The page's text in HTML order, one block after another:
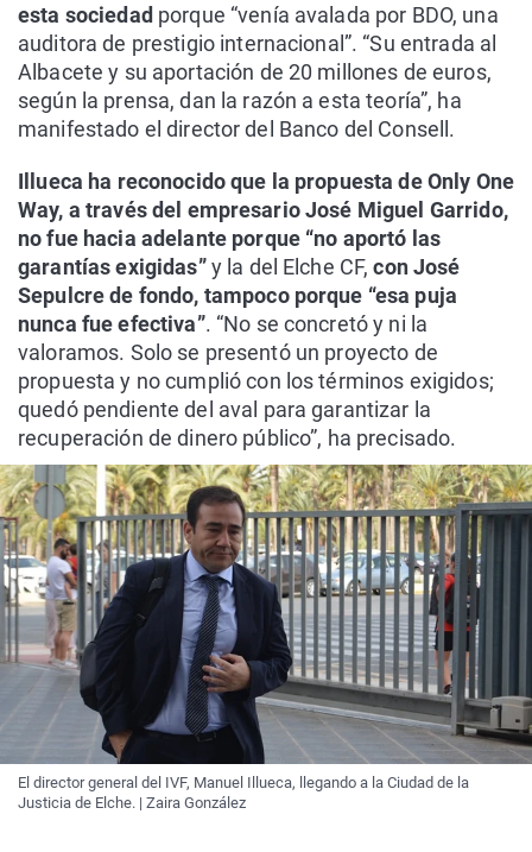
esta sociedad porque “venía avalada por BDO, una
auditora de prestigio internacional”. “Su entrada al
Albacete y su aportación de 20 millones de euros,
según la prensa, dan la razón a esta teoría”, ha
manifestado el director del Banco del Consell.
Illueca ha reconocido que la propuesta de Only One
Way, a través del empresario José Miguel Garrido,
no fue hacia adelante porque “no aportó las
garantías exigidas”y la del Elche CF,con José
Sepulcre de fondo, tampoco porque “esa puja
nunca fue efectiva”. “No se concretó y ni la
valoramos. Solo se presentó un proyecto de
propuesta y no cumplió con los términos exigidos;
quedó pendiente del aval para garantizar la
recuperación de dinero público”, ha precisado.
El director general del IVF, Manuel Illueca, llegando a la Ciudad de la
Justicia de Elche. | Zaira González